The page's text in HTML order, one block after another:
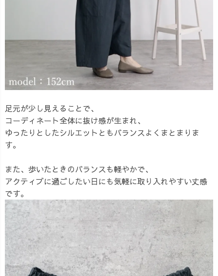
足元が少し見えることで、
コーディネート全体に抜け感が生まれ、
ゆったりとしたシルエットともバランスよくまとまりま
す。
また、歩いたときのバランスも軽やかで、
アクティブに過ごしたい日にも気軽に取り入れやすい丈感
です。